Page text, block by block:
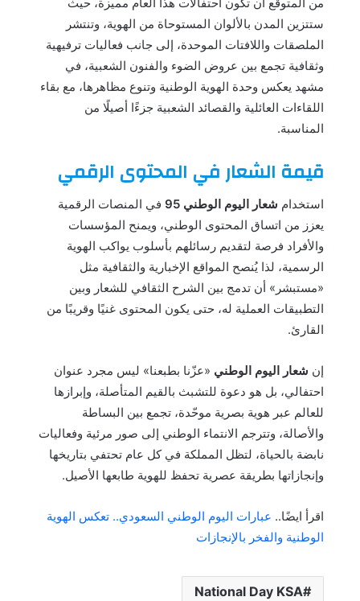
ستتزين المدن بالألوان المستوحاة من الهوية، وتنتشر
الملصقات واللافتات الموحدة، إلى جانب فعاليات ترفيهية
وثقافية تجمع بين عروض الضوء والفنون الشعبية، في
مشهد يعكس وحدة الهوية الوطنية وتنوع مظاهرها، مع بقاء
اللقاءات العائلية والقصائد الشعبية جزءًا أصيلًا من
المناسبة.
قيمة الشعار في المحتوى الرقمي
استخدام شعار اليوم الوطني 95
في المنصات الرقمية
يعزز من اتساق المحتوى الوطني، ويمنح المؤسسات
والأفراد فرصة لتقديم رسائلهم بأسلوب يواكب الهوية
الرسمية، لذا يُنصح المواقع الإخبارية والثقافية مثل
«مستبشر» أن تدمج بين الشرح الثقافي للشعار وبين
التطبيقات العملية له، حتى يكون المحتوى غنيًا وقريبًا من
القارئ.
إن شعار اليوم الوطني «عزّنا بطبعنا» ليس مجرد عنوان
احتفالي، بل هو دعوة للتشبث بالقيم المتأصلة، وإبرازها
للعالم عبر هوية بصرية موحّدة، تجمع بين البساطة
والأصالة، وتترجم الانتماء الوطني إلى صور مرئية وفعاليات
نابضة بالحياة، لتظل المملكة في كل عام تحتفي بتاريخها
وإنجازاتها بطريقة عصرية تحفظ للهوية طابعها الأصيل.
اقرأ ايضًا.. عبارات اليوم الوطني السعودي.. تعكس الهوية
الوطنية والفخر بالإنجازات
National Day KSA